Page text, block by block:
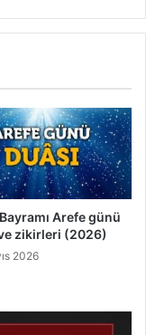
Arefe günü
zikirleri (2026)
2026